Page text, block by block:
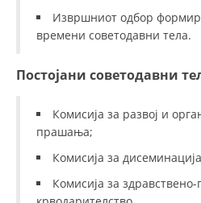
ОДНОСИ СО
МЕЃУНАРОДНА
Извршниот одбор
времени советодавни тела.
Постојани советодавни
Комисија за развој и
прашања;
Комисија за
Комисија за